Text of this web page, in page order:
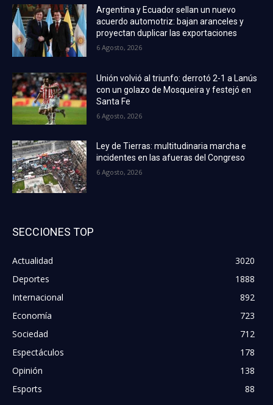
Argentina y Ecuador sellan un nuevo
acuerdo automotriz: bajan aranceles y
proyectan duplicar las exportaciones
6 Agosto, 2026
Unión volvió al triunfo: derrotó 2-1 a Lanús
con un golazo de Mosqueira y festejó en
Santa Fe
6 Agosto, 2026
Ley de Tierras: multitudinaria marcha e
incidentes en las afueras del Congreso
6 Agosto, 2026
SECCIONES TOP
Actualidad
3020
Deportes
1888
Internacional
892
Economía
723
Sociedad
712
Espectáculos
178
Opinión
138
Esports
88